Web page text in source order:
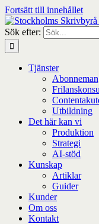
Fortsätt till innehållet
Sök efter:
Tjänster
Utbildning
Det här kan vi
Produktion
Strategi
AI-stöd
Kunskap
Artiklar
Guider
Kunder
Om oss
Kontakt